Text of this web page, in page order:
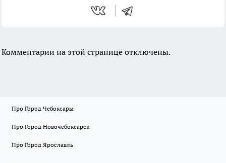
Комментарии на этой странице отключены.
Про Город Чебоксары
Про Город Новочебоксарск
Про Город Ярославль